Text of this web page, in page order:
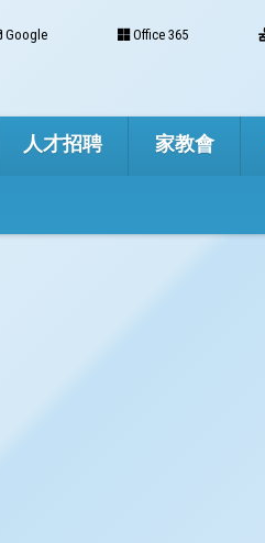
Google Office 365
人才招聘 家教會